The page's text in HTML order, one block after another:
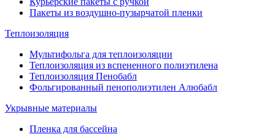
Пакеты из воздушно-пузырчатой пленки
Теплоизоляция
Мультифольга для теплоизоляции
Теплоизоляция из вспененного полиэтилена
Теплоизоляция Пенобабл
Фольгированный пенополиэтилен Алюбабл
Укрывные материалы
Пленка для бассейна